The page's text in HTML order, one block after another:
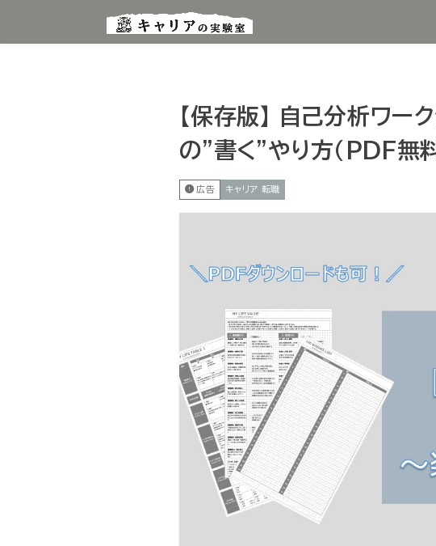
【保存版】 自己分析ワー
の”書く”やり方(PDF無
広告 キャリア 転職